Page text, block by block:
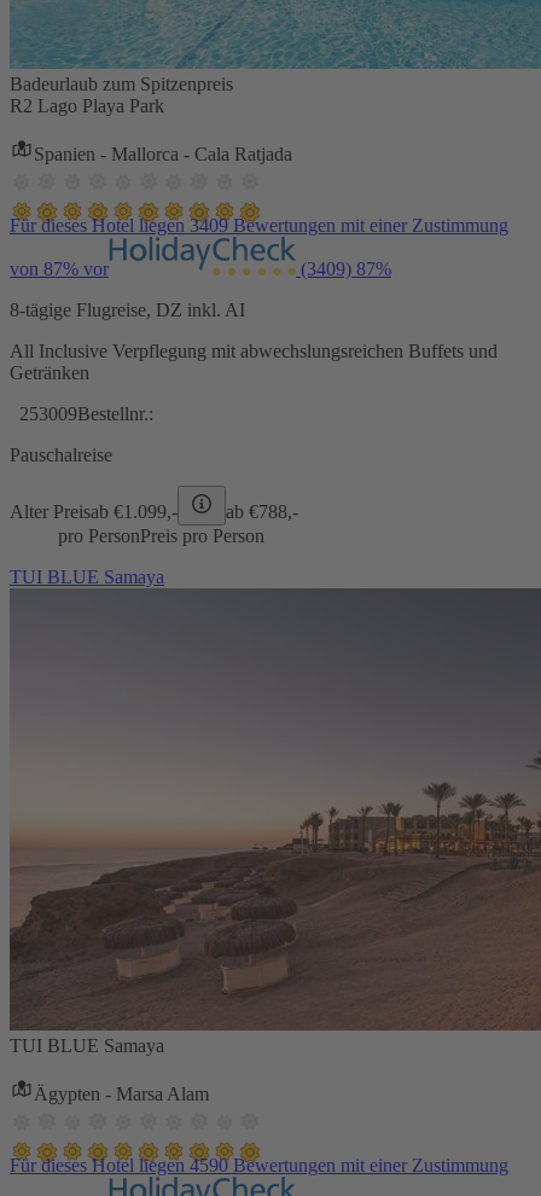
Badeurlaub zum Spitzenpreis
R2 Lago Playa Park
Spanien - Mallorca - Cala Ratjada
Für dieses Hotel liegen 3409 Bewertungen mit einer Zustimmung
von 87% vor (3409) 87%
8-tägige Flugreise, DZ inkl. AI
All Inclusive Verpflegung mit abwechslungsreichen Buffets und
Getränken
253009Bestellnr.:
Pauschalreise
Alter Preisab €1.099,- ab €788,-
pro PersonPreis pro Person
TUI BLUE Samaya
TUI BLUE Samaya
Ägypten - Marsa Alam
Für dieses Hotel liegen 4590 Bewertungen mit einer Zustimmung